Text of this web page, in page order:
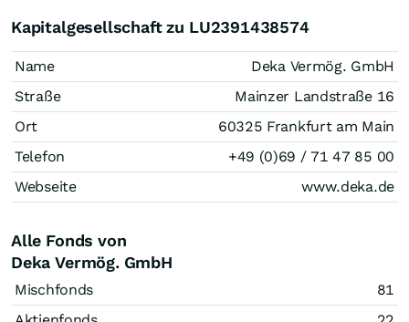
Kapitalgesellschaft zu LU2391438574
Name
Deka Vermög. GmbH
Straße
Mainzer Landstraße 16
Ort
60325 Frankfurt am Main
Telefon
+49 (0)69 / 71 47 85 00
Webseite
www.deka.de
Alle Fonds von
Deka Vermög. GmbH
Mischfonds
81